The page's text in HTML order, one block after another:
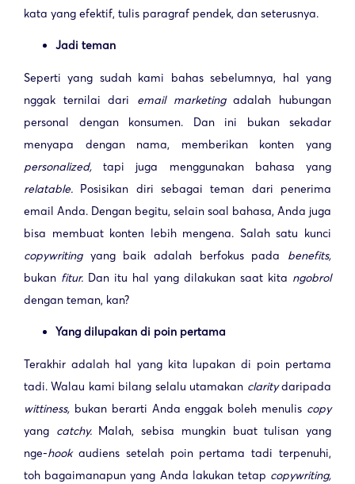
kata yang efektif, tulis paragraf pendek, dan seterusnya.
Jadi teman
Seperti yang sudah kami bahas sebelumnya, hal yang
nggak ternilai dari email marketingadalah hubungan
personal dengan konsumen. Dan ini bukan sekadar
menyapa dengan nama, memberikan konten yang
personalized,tapi juga menggunakan bahasa yang
relatable. Posisikan diri sebagai teman dari penerima
email Anda. Dengan begitu, selain soal bahasa, Anda juga
bisa membuat konten lebih mengena. Salah satu kunci
copywriting yang baik adalah berfokus pada benefits,
bukan fitur. Dan itu hal yang dilakukan saat kita ngobrol
dengan teman, kan?
Yang dilupakan di poin pertama
Terakhir adalah hal yang kita lupakan di poin pertama
tadi. Walau kami bilang selalu utamakan claritydaripada
wittiness, bukan berarti Anda enggak boleh menulis copy
yang catchy. Malah, sebisa mungkin buat tulisan yang
nge-hook audiens setelah poin pertama tadi terpenuhi,
toh bagaimanapun yang Anda lakukan tetap copywriting,